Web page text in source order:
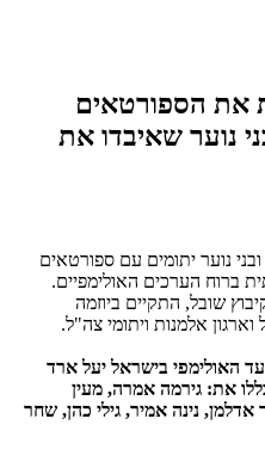
את הספורטאים
נוער שאיבדו את
נפגשו כ-160 ילדים ובני נוער יתומים עם ספורטאים
ברוח הערכים האולימפיים.
שובל, התקיים ביוזמה
אלמנות ויתומי צה"ל.
האולימפי בישראל יעל ארד
כללו את: גירמה אמרה, מעין
אדלמן, נינה אמיר, גילי כהן, שחר